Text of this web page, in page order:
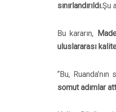
sınırlandırıldı.Şu
Bu kararın,
uluslararası
“Bu,
somut adımlar